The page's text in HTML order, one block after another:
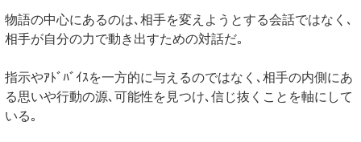
物語の中心にあるのは､相手を変えようとする会話ではなく､
相手が自分の力で動き出すための対話だ｡
指示やｱﾄﾞﾊﾞｲｽを一方的に与えるのではなく､相手の内側にあ
る思いや行動の源､可能性を見つけ､信じ抜くことを軸にして
いる｡